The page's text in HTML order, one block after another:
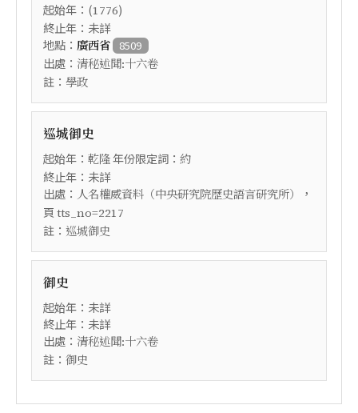
起始年：(1776)
終止年：未詳
地點： 廣西省 8509
出處： 清秘述聞:十六卷
註： 學政
巡城御史
起始年： 乾隆年份限定詞： 約
終止年：未詳
出處： 人名權威資料（中央研究院歷史語言研究所）
，
頁 tts_no=2217
註： 巡城御史
御史
起始年：未詳
終止年：未詳
出處： 清秘述聞:十六卷
註： 御史